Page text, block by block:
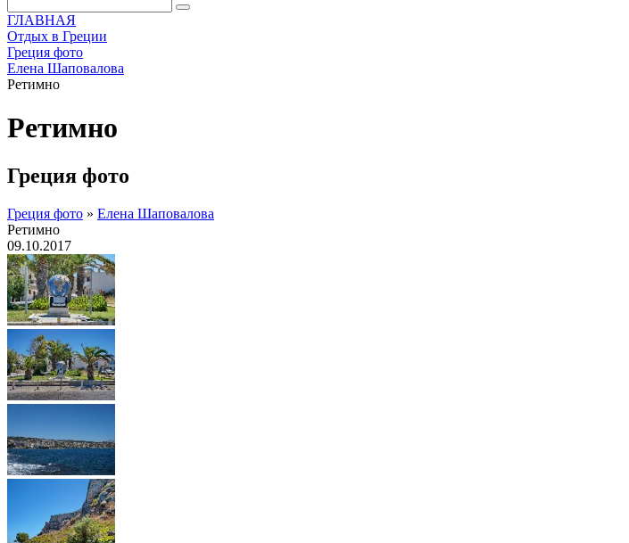
ГЛАВНАЯ
Отдых в Греции
Греция фото
Елена Шаповалова
Ретимно
Ретимно
Греция фото
Греция фото » Елена Шаповалова
Ретимно
09.10.2017